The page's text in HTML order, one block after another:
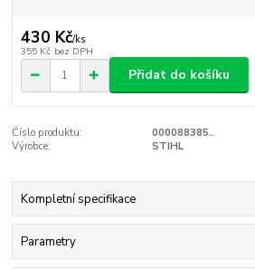
430 Kč/ks
355 Kč bez DPH
Přidat do košíku
Číslo produktu:
000088385..
Výrobce:
STIHL
Kompletní specifikace
Parametry